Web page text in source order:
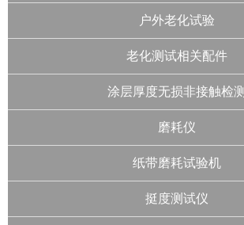
户外老化试验
老化测试相关配件
涂层厚度无损非接触检测
磨耗仪
纸带磨耗试验机
挺度测试仪